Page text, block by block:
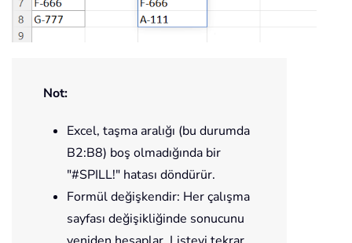
Not:
Excel, taşma aralığı (bu durumda
B2:B8) boş olmadığında bir
"#SPILL!" hatası döndürür.
Formül değişkendir: Her çalışma
sayfası değişikliğinde sonucunu